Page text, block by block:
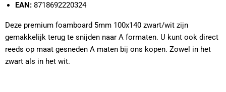
EAN: 8718692220324
Deze premium foamboard 5mm 100x140 zwart/wit zijn
gemakkelijk terug te snijden naar A formaten. U kunt ook direct
reeds op maat gesneden A maten bij ons kopen. Zowel in het
zwart als in het wit.